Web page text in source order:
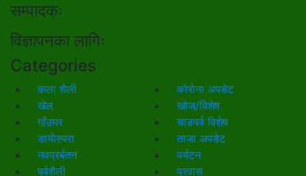
सम्पादकः
विज्ञापनका लागिः
Categories
कला शैली
कोरोना अपडेट
खेल
खोज/विशेष
गाँउघर
चाडपर्व विशेष
डायाेस्परा
ताजा अपडेट
नवप्रर्बतन
पर्यटन
पर्वशैली
प्रवास